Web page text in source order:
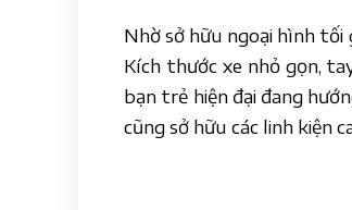
Nhờ sở hữu ngoại hình tối
Kích thước xe nhỏ gọn,
bạn trẻ hiện đại đang
cũng sở hữu các linh kiện